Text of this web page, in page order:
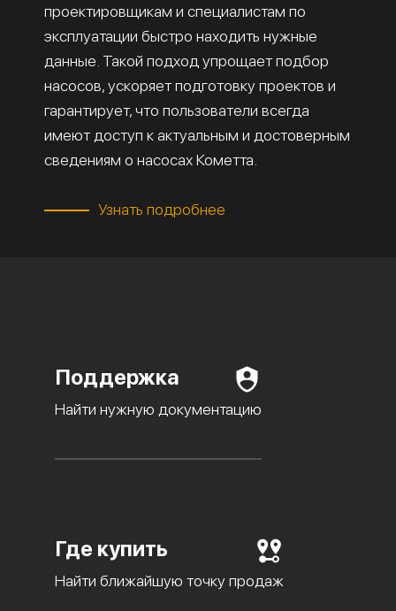
проектировщикам и специалистам по
эксплуатации быстро находить нужные
данные. Такой подход упрощает подбор
насосов, ускоряет подготовку проектов и
гарантирует, что пользователи всегда
имеют доступ к актуальным и достоверным
сведениям о насосах Кометта.
Узнать подробнее
Поддержка
Найти нужную документацию
Где купить
Найти ближайшую точку продаж